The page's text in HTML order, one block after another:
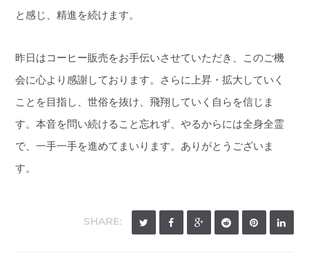
と感じ、精進を続けます。
昨日はコーヒー販売をお手伝いさせていただき、このご機
会に心より感謝しております。さらに上昇・拡大していく
ことを目指し、世俗を抜け、飛翔していく自らを信じま
す。本音を問い続けること忘れず、やるからには全身全霊
で、一手一手を進めてまいります。ありがとうございま
す。
SHARE: